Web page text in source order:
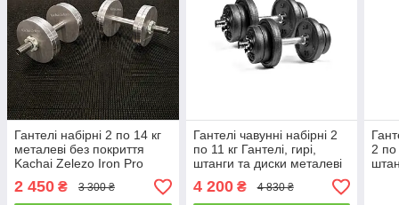
Гантелі набірні 2 по 14 кг
металеві без покриття
Kachai Zelezo Iron Pro
2 450 ₴ 3 300 ₴
Гантелі чавунні набірні 2
по 11 кг Гантелі, гирі,
штанги та диски металеві
4 200₴ 4 830 ₴
2 по